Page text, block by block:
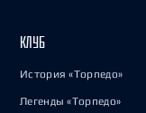
КЛУБ
История «Торпедо»
Легенды «Торпедо»